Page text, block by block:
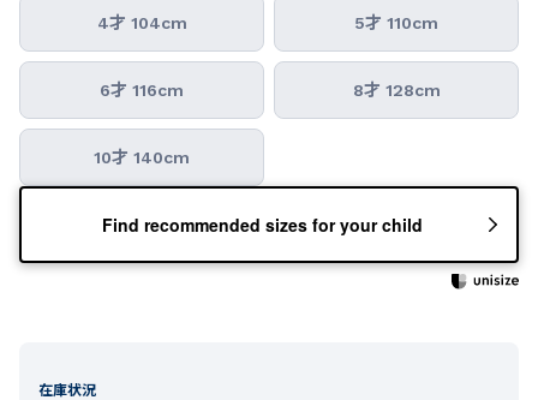
4才 104cm 5才 110cm
6才 116cm 8才 128cm
10才 140cm
Find recommended sizes for your child
在庫状況